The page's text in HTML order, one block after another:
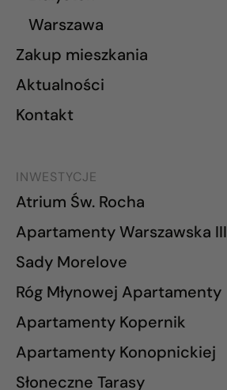
Warszawa
Zakup mieszkania
Aktualności
Kontakt
INWESTYCJE
Atrium Św. Rocha
Apartamenty Warszawska III
Sady Morelove
Róg Młynowej Apartamenty
Apartamenty Kopernik
Apartamenty Konopnickiej
Słoneczne Tarasy